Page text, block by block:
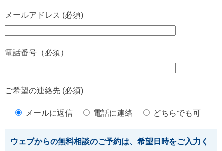
メールアドレス (必須)
電話番号（必須）
ご希望の連絡先 (必須)
メールに返信 電話に連絡 どちらでも可
ウェブからの無料相談のご予約は、希望日時をご入力く